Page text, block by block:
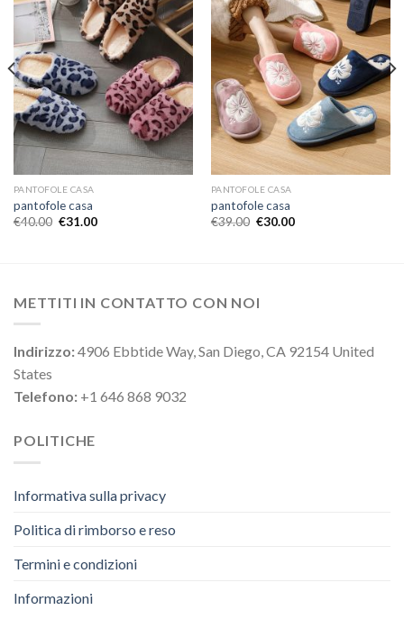
PANTOFOLE CASA
pantofole casa
€40.00 €31.00
PANTOFOLE CASA
pantofole casa
€39.00 €30.00
METTITI IN CONTATTO CON NOI
Indirizzo:4906 Ebbtide Way, San Diego, CA 92154 United
States
Telefono: +1 646 868 9032
POLITICHE
Informativa sulla privacy
Politica di rimborso e reso
Termini e condizioni
Informazioni